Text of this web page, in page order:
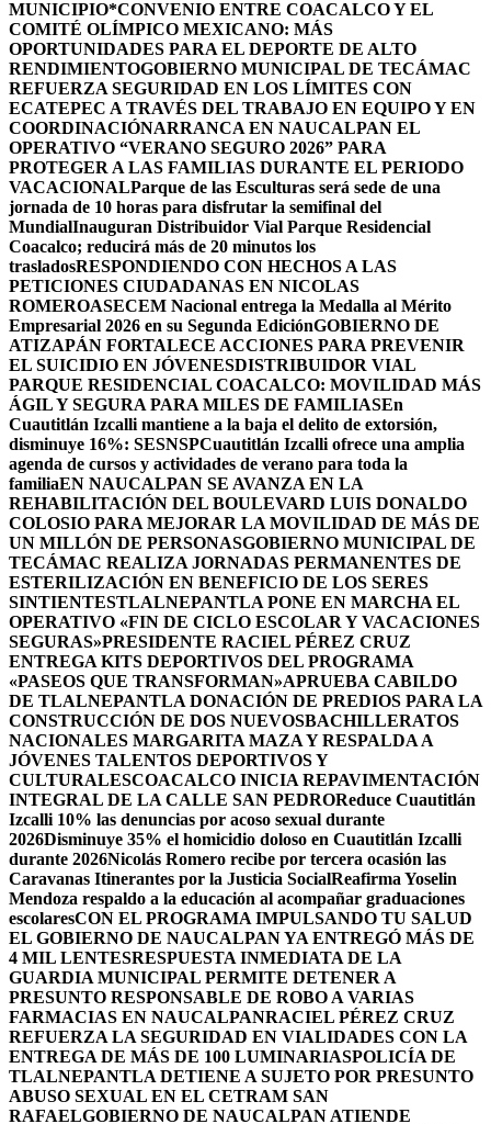
MUNICIPIO*CONVENIO ENTRE COACALCO Y EL
COMITÉ OLÍMPICO MEXICANO: MÁS
OPORTUNIDADES PARA EL DEPORTE DE ALTO
RENDIMIENTOGOBIERNO MUNICIPAL DE TECÁMAC
REFUERZA SEGURIDAD EN LOS LÍMITES CON
ECATEPEC A TRAVÉS DEL TRABAJO EN EQUIPO Y EN
COORDINACIÓNARRANCA EN NAUCALPAN EL
OPERATIVO “VERANO SEGURO 2026” PARA
PROTEGER A LAS FAMILIAS DURANTE EL PERIODO
VACACIONALParque de las Esculturas será sede de una
jornada de 10 horas para disfrutar la semifinal del
MundialInauguran Distribuidor Vial Parque Residencial
Coacalco; reducirá más de 20 minutos los
trasladosRESPONDIENDO CON HECHOS A LAS
PETICIONES CIUDADANAS EN NICOLAS
ROMEROASECEM Nacional entrega la Medalla al Mérito
Empresarial 2026 en su Segunda EdiciónGOBIERNO DE
ATIZAPÁN FORTALECE ACCIONES PARA PREVENIR
EL SUICIDIO EN JÓVENESDISTRIBUIDOR VIAL
PARQUE RESIDENCIAL COACALCO: MOVILIDAD MÁS
ÁGIL Y SEGURA PARA MILES DE FAMILIASEn
Cuautitlán Izcalli mantiene a la baja el delito de extorsión,
disminuye 16%: SESNSPCuautitlán Izcalli ofrece una amplia
agenda de cursos y actividades de verano para toda la
familiaEN NAUCALPAN SE AVANZA EN LA
REHABILITACIÓN DEL BOULEVARD LUIS DONALDO
COLOSIO PARA MEJORAR LA MOVILIDAD DE MÁS DE
UN MILLÓN DE PERSONASGOBIERNO MUNICIPAL DE
TECÁMAC REALIZA JORNADAS PERMANENTES DE
ESTERILIZACIÓN EN BENEFICIO DE LOS SERES
SINTIENTESTLALNEPANTLA PONE EN MARCHA EL
OPERATIVO «FIN DE CICLO ESCOLAR Y VACACIONES
SEGURAS»PRESIDENTE RACIEL PÉREZ CRUZ
ENTREGA KITS DEPORTIVOS DEL PROGRAMA
«PASEOS QUE TRANSFORMAN»APRUEBA CABILDO
DE TLALNEPANTLA DONACIÓN DE PREDIOS PARA LA
CONSTRUCCIÓN DE DOS NUEVOSBACHILLERATOS
NACIONALES MARGARITA MAZA Y RESPALDA A
JÓVENES TALENTOS DEPORTIVOS Y
CULTURALESCOACALCO INICIA REPAVIMENTACIÓN
INTEGRAL DE LA CALLE SAN PEDROReduce Cuautitlán
Izcalli 10% las denuncias por acoso sexual durante
2026Disminuye 35% el homicidio doloso en Cuautitlán Izcalli
durante 2026Nicolás Romero recibe por tercera ocasión las
Caravanas Itinerantes por la Justicia SocialReafirma Yoselin
Mendoza respaldo a la educación al acompañar graduaciones
escolaresCON EL PROGRAMA IMPULSANDO TU SALUD
EL GOBIERNO DE NAUCALPAN YA ENTREGÓ MÁS DE
4 MIL LENTESRESPUESTA INMEDIATA DE LA
GUARDIA MUNICIPAL PERMITE DETENER A
PRESUNTO RESPONSABLE DE ROBO A VARIAS
FARMACIAS EN NAUCALPANRACIEL PÉREZ CRUZ
REFUERZA LA SEGURIDAD EN VIALIDADES CON LA
ENTREGA DE MÁS DE 100 LUMINARIASPOLICÍA DE
TLALNEPANTLA DETIENE A SUJETO POR PRESUNTO
ABUSO SEXUAL EN EL CETRAM SAN
RAFAELGOBIERNO DE NAUCALPAN ATIENDE